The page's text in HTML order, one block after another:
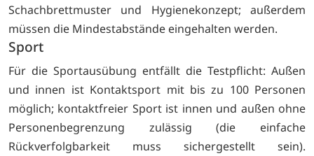
Schachbrettmuster und Hygienekonzept; außerdem
müssen die Mindestabstände eingehalten werden.
Sport
Für die Sportausübung entfällt die Testpflicht: Außen
und innen ist Kontaktsport mit bis zu 100 Personen
möglich; kontaktfreier Sport ist innen und außen ohne
Personenbegrenzung zulässig (die einfache
Rückverfolgbarkeit muss sichergestellt sein).